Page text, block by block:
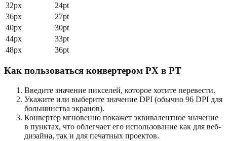
32px
24pt
36px
27pt
40px
30pt
44px
33pt
48px
36pt
Как пользоваться конвертером PX в PT
Введите значение пикселей, которое хотите перевести.
Укажите или выберите значение DPI (обычно 96 DPI для
большинства экранов).
Конвертер мгновенно покажет эквивалентное значение
в пунктах, что облегчает его использование как для веб-
дизайна, так и для печатных проектов.